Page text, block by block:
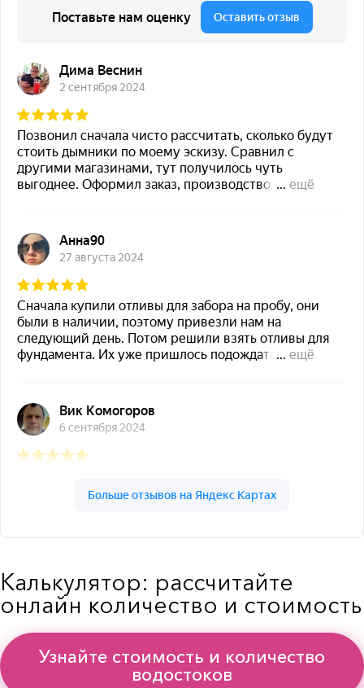
Калькулятор: рассчитайте
онлайн количество и стоимость
Узнайте стоимость и количество
водостоков